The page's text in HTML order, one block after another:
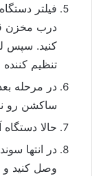
فیلتر
کنید. سپس
تنظیم
ساکشن رو
حالا
در انتها
وصل کنید و